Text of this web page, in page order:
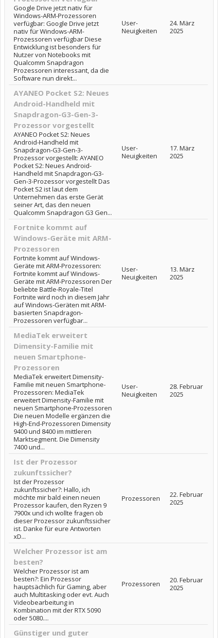
Google Drive jetzt nativ für
Windows-ARM-Prozessoren
verfügbar: Google Drive jetzt
nativ für Windows-ARM-
Prozessoren verfügbar Diese
Entwicklung ist besonders für
Nutzer von Notebooks mit
Qualcomm Snapdragon
Prozessoren interessant, da die
Software nun direkt...
User-
Neuigkeiten
24. März
2025
AYANEO Pocket S2: Neues
Android-Handheld mit
Snapdragon-G3-Gen-3-
Prozessor vorgestellt
AYANEO Pocket S2: Neues
Android-Handheld mit
Snapdragon-G3-Gen-3-
Prozessor vorgestellt: AYANEO
Pocket S2: Neues Android-
Handheld mit Snapdragon-G3-
Gen-3-Prozessor vorgestellt Das
Pocket S2 ist laut dem
Unternehmen das erste Gerät
seiner Art, das den neuen
Qualcomm Snapdragon G3 Gen...
User-
Neuigkeiten
17. März
2025
Fortnite kommt auf
Windows-Geräte mit ARM-
Prozessoren
Fortnite kommt auf Windows-
Geräte mit ARM-Prozessoren:
Fortnite kommt auf Windows-
Geräte mit ARM-Prozessoren Der
beliebte Battle-Royale-Titel
Fortnite wird noch in diesem Jahr
auf Windows-Geräten mit ARM-
basierten Snapdragon-
Prozessoren verfügbar...
User-
Neuigkeiten
13. März
2025
MediaTek erweitert
Dimensity-Familie mit
neuen Smartphone-
Prozessoren
MediaTek erweitert Dimensity-
Familie mit neuen Smartphone-
Prozessoren: MediaTek
erweitert Dimensity-Familie mit
neuen Smartphone-Prozessoren
Die neuen Modelle ergänzen die
High-End-Prozessoren Dimensity
9400 und 8400 im mittleren
Marktsegment. Die Dimensity
7400 und...
User-
Neuigkeiten
28. Februar
2025
Ist der Prozessor
zukunftssicher?
Ist der Prozessor
zukunftssicher?: Hallo, ich
möchte mir bald einen neuen
Prozessor kaufen, den Ryzen 9
7900x und ich wollte fragen ob
dieser Prozessor zukunftssicher
ist. Danke für eure Antworten
xD...
Prozessoren
22. Februar
2025
Welcher Prozessor ist am
besten?
Welcher Prozessor ist am
besten?: Ein Prozessor
hauptsächlich für Gaming, aber
auch Multitasking oder evt. Auch
Videobearbeitung in
Kombination mit der RTX 5090
oder 5080....
Prozessoren
20. Februar
2025
Günstiger und guter